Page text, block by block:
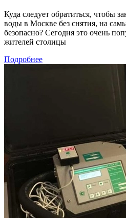
Куда следует обратиться, чтобы
воды в Москве без снятия, на
безопасно? Сегодня это очень
жителей столицы
Подробнее